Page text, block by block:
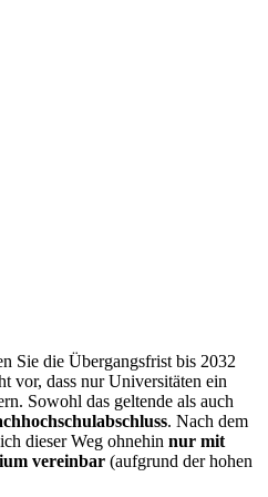
Sie die Übergangsfrist bis 2032
vor, dass nur Universitäten ein
Sowohl das geltende als auch
. Nach dem
dieser Weg ohnehin nur mit
vereinbar (aufgrund der hohen